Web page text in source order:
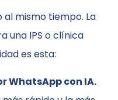
mismo tiempo. La
una IPS o clínica
es esta:
WhatsApp con IA.